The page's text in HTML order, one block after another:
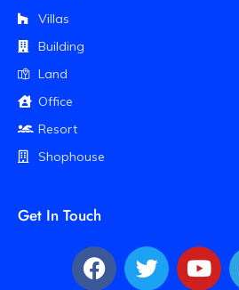
Villas
Building
Land
Office
Resort
Shophouse
Get In Touch